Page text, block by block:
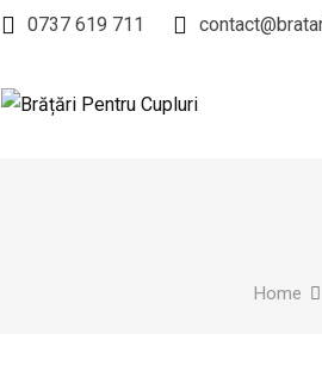
0737 619 711
Home